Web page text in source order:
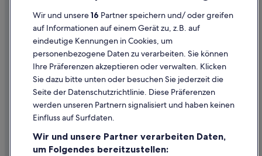
Landhotels in Stainach-Pürgg
Pensionen in Stainach-Pürgg
Chalets in Weißenbach bei Liezen
Weißenbach bei Liezen Hotels
Pensionen in Weißenbach bei Liezen
Cottages in Wörschach
Gasthäuser in Wörschach
Wörschach Hotels
Rechtliche Hinweise/Kontakt
Inhaltsrichtlinien und Melden von Inhalten
Hilfe
Hilfe
Rückerstattungsprozess und Zeitrahmen
Wir und unsere16 Partner speichern und/ oder greifen
auf Informationen auf einem Gerät zu, z.B. auf
eindeutige Kennungen in Cookies, um
personenbezogene Daten zu verarbeiten. Sie können
Ihre Präferenzen akzeptieren oder verwalten. Klicken
Sie dazu bitte unten oder besuchen Sie jederzeit die
Seite der Datenschutzrichtlinie. Diese Präferenzen
werden unseren Partnern signalisiert und haben keinen
Einfluss auf Surfdaten.
Wir und unsere Partner verarbeiten Daten,
um Folgendes bereitzustellen: